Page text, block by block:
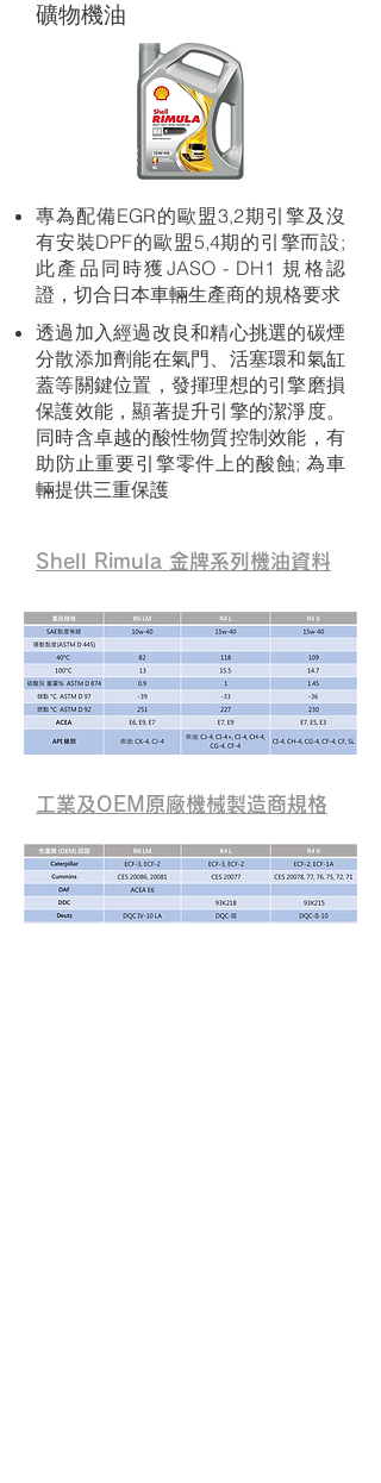
礦物機油
專為配備EGR的歐盟3,2期引擎及沒
有安裝DPF的歐盟5,4期的引擎而設;
此產品同時獲JASO - DH1 規格認
證，切合日本車輛生產商的規格要求
透過加入經過改良和精心挑選的碳煙
分散添加劑能在氣門、活塞環和氣缸
蓋等關鍵位置，發揮理想的引擎磨損
保護效能，顯著提升引擎的潔淨度。
同時含卓越的酸性物質控制效能，有
助防止重要引擎零件上的酸蝕; 為車
輛提供三重保護
Shell Rimula 金牌系列機油資料
工業及OEM原廠機械製造商規格